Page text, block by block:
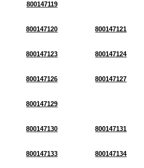
800147119
800147120 800147121
800147123 800147124
800147126 800147127
800147129
800147130 800147131
800147133 800147134